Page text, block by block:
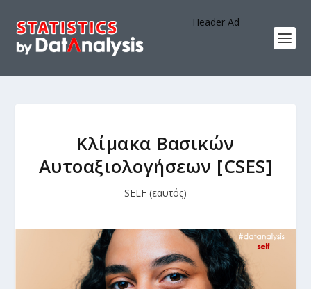
Header Ad
Κλίμακα Βασικών
Αυτοαξιολογήσεων [CSES]
SELF (εαυτός)